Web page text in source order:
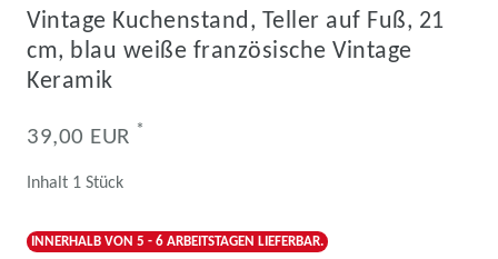
Vintage Kuchenstand, Teller auf Fuß, 21
cm, blau weiße französische Vintage
Keramik
39,00 EUR *
Inhalt 1 Stück
INNERHALB VON 5 - 6 ARBEITSTAGEN LIEFERBAR.